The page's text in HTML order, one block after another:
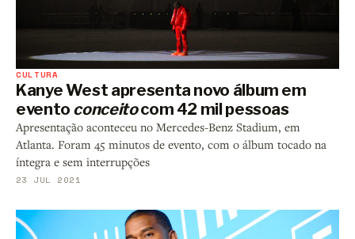
CULTURA
Kanye West apresenta novo álbum em
evento conceitocom 42 mil pessoas
Apresentação aconteceu no Mercedes-Benz Stadium, em
Atlanta. Foram 45 minutos de evento, com o álbum tocado na
íntegra e sem interrupções
23 JUL 2021